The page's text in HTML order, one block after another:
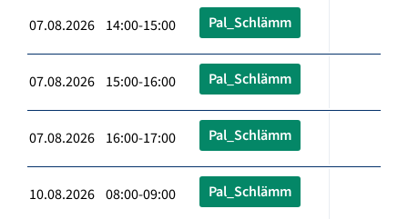
07.08.2026 14:00-15:00 Pal_Schlämm
07.08.2026 15:00-16:00 Pal_Schlämm
07.08.2026 16:00-17:00 Pal_Schlämm
10.08.2026 08:00-09:00 Pal_Schlämm